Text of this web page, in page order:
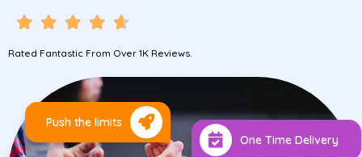
Rated Fantastic From Over 1K Reviews.
Push the limits
One Time Delivery